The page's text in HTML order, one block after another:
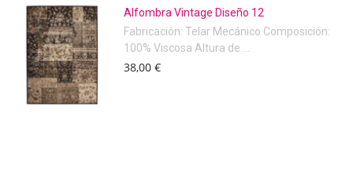
Alfombra Vintage Diseño 12
Fabricación: Telar Mecánico Composición:
100% Viscosa Altura de ...
38,00 €